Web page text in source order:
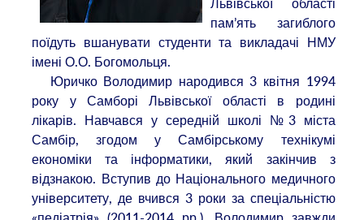
пам’ять загиблого
поїдуть вшанувати студенти та викладачі НМУ
імені О.О. Богомольця.
Юричко Володимир народився 3 квітня 1994
року у Самборі Львівської області в родині
лікарів. Навчався у середній школі №3 міста
Самбір, згодом у Самбірському технікумі
економіки та інформатики, який закінчив з
відзнакою. Вступив до Національного медичного
університету, де вчився 3 роки за спеціальністю